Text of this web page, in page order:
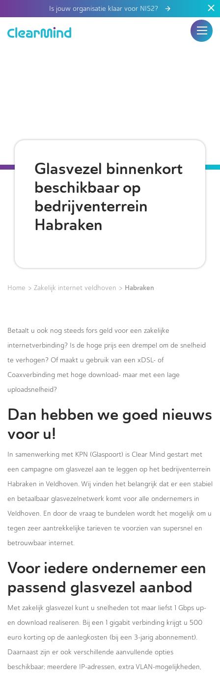
Is jouw organisatie klaar voor NIS2?
Glasvezel binnenkort
beschikbaar op
bedrijventerrein
Habraken
Home > Zakelijk internet veldhoven > Habraken
Betaalt u ook nog steeds fors geld voor een zakelijke
internetverbinding? Is de hoge prijs een drempel om de snelheid
te verhogen? Of maakt u gebruik van een xDSL- of
Coaxverbinding met hoge download- maar met een lage
uploadsnelheid?
Dan hebben we goed nieuws
voor u!
In samenwerking met KPN (Glaspoort) is Clear Mind gestart met
een campagne om glasvezel aan te leggen op het bedrijventerrein
Habraken in Veldhoven. Wij vinden het belangrijk dat er een stabiel
en betaalbaar glasvezelnetwerk komt voor alle ondernemers in
Veldhoven. En door de vraag te bundelen wordt het mogelijk om u
tegen zeer aantrekkelijke tarieven te voorzien van supersnel en
betrouwbaar internet.
Voor iedere ondernemer een
passend glasvezel aanbod
Met zakelijk glasvezel kunt u snelheden tot maar liefst 1 Gbps up-
en download realiseren. Bij een 1 gigabit verbinding krijgt u 500
euro korting op de aanlegkosten (bij een 3-jarig abonnement).
Daarnaast zijn er ook verschillende aanvullende opties
beschikbaar; meerdere IP-adressen, extra VLAN-mogelijkheden,